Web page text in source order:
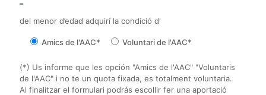
del menor d’edad adquirí la condició d'
Amics de l'AAC* Voluntari de l'AAC*
(*) Us informe que les opción "Amics de l'AAC" "Voluntaris
de l'AAC" i no te un quota fixada, es totalment voluntaria.
Al finalitzar el formulari podrás escollir fer una aportació